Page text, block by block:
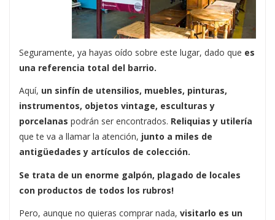
Seguramente, ya hayas oído sobre este lugar, dado que es
una referencia total del barrio.
Aquí, un sinfín de utensilios, muebles, pinturas,
instrumentos, objetos vintage, esculturas y
porcelanas podrán ser encontrados. Reliquias y utilería
que te va a llamar la atención, junto a miles de
antigüedades y artículos de colección.
Se trata de un enorme galpón, plagado de locales
con productos de todos los rubros!
Pero, aunque no quieras comprar nada, visitarlo es un